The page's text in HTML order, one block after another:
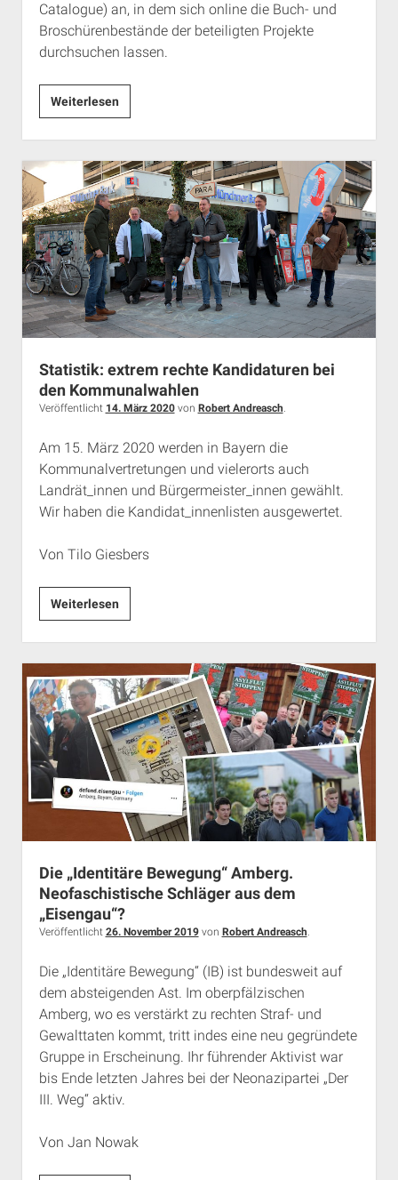
Catalogue) an, in dem sich online die Buch- und
Broschürenbestände der beteiligten Projekte
durchsuchen lassen.
WeiterlesenNeuer
Bibliotheksverbundkatalog
antifaschistischer
Archive
Statistik: extrem rechte Kandidaturen bei
den Kommunalwahlen
Veröffentlicht 14. März 2020von Robert Andreasch.
Am 15. März 2020 werden in Bayern die
Kommunalvertretungen und vielerorts auch
Landrät_innen und Bürgermeister_innen gewählt.
Wir haben die Kandidat_innenlisten ausgewertet.
Von Tilo Giesbers
WeiterlesenStatistik:
extrem
rechte
Kandidaturen
bei
den
Kommunalwahlen
Die „Identitäre Bewegung“ Amberg.
Neofaschistische Schläger aus dem
„Eisengau“?
Veröffentlicht 26. November 2019von Robert Andreasch
Die „Identitäre Bewegung“ (IB) ist bundesweit auf
dem absteigenden Ast. Im oberpfälzischen
Amberg, wo es verstärkt zu rechten Straf- und
Gewalttaten kommt, tritt indes eine neu gegründete
Gruppe in Erscheinung. Ihr führender Aktivist war
bis Ende letzten Jahres bei der Neonazipartei „Der
III. Weg“ aktiv.
Von Jan Nowak